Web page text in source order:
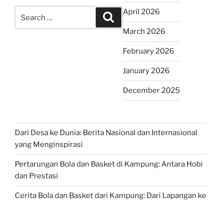
for:
Search
April 2026
March 2026
February 2026
January 2026
December 2025
Dari Desa ke Dunia: Berita Nasional dan Internasional
yang Menginspirasi
Pertarungan Bola dan Basket di Kampung: Antara Hobi
dan Prestasi
Cerita Bola dan Basket dari Kampung: Dari Lapangan ke